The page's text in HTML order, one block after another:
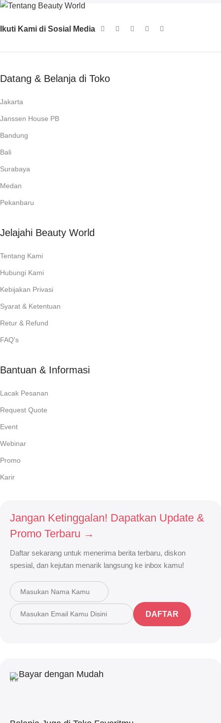
Ikuti Kami di Sosial Media
Datang & Belanja di Toko
Jakarta
Janssen House PB
Bandung
Bali
Surabaya
Medan
Pekanbaru
Jelajahi Beauty World
Tentang Kami
Hubungi Kami
Kebijakan Privasi
Syarat & Ketentuan
Retur & Refund
FAQ's
Bantuan & Informasi
Lacak Pesanan
Request Quote
Event
Webinar
Promo
Karir
Jangan Ketinggalan! Dapatkan Update &
Promo Terbaru →
Daftar sekarang untuk menerima berita terbaru, diskon
spesial, dan kejutan menarik langsung ke inbox kamu!
DAFTAR
Bayar dengan Mudah